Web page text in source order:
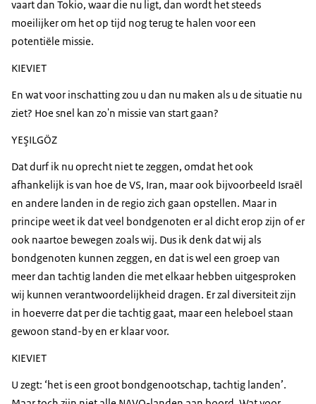
vaart dan Tokio, waar die nu ligt, dan wordt het steeds
moeilijker om het op tijd nog terug te halen voor een
potentiële missie.
KIEVIET
En wat voor inschatting zou u dan nu maken als u de situatie nu
ziet? Hoe snel kan zo'n missie van start gaan?
YEŞILGÖZ
Dat durf ik nu oprecht niet te zeggen, omdat het ook
afhankelijk is van hoe de VS, Iran, maar ook bijvoorbeeld Israël
en andere landen in de regio zich gaan opstellen. Maar in
principe weet ik dat veel bondgenoten er al dicht erop zijn of er
ook naartoe bewegen zoals wij. Dus ik denk dat wij als
bondgenoten kunnen zeggen, en dat is wel een groep van
meer dan tachtig landen die met elkaar hebben uitgesproken
wij kunnen verantwoordelijkheid dragen. Er zal diversiteit zijn
in hoeverre dat per die tachtig gaat, maar een heleboel staan
gewoon stand-by en er klaar voor.
KIEVIET
U zegt: ‘het is een groot bondgenootschap, tachtig landen’.